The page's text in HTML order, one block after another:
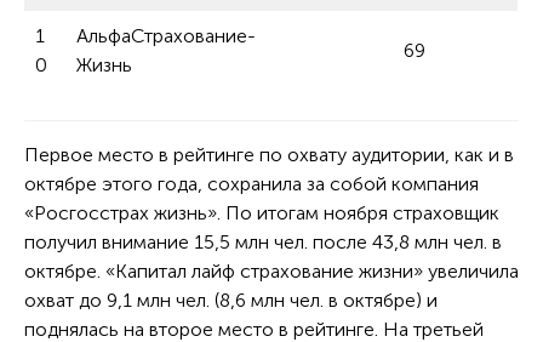
1
0
АльфаСтрахование-
Жизнь
69
Первое место в рейтинге по охвату аудитории, как и в
октябре этого года, сохранила за собой компания
«Росгосстрах жизнь». По итогам ноября страховщик
получил внимание 15,5 млн чел. после 43,8 млн чел. в
октябре. «Капитал лайф страхование жизни» увеличила
охват до 9,1 млн чел. (8,6 млн чел. в октябре) и
поднялась на второе место в рейтинге. На третьей